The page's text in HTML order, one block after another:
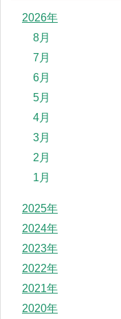
2026年
8月
7月
6月
5月
4月
3月
2月
1月
2025年
2024年
2023年
2022年
2021年
2020年